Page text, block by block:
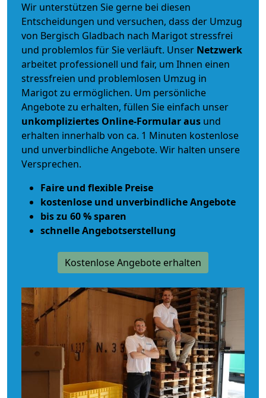
Wir unterstützen Sie gerne bei diesen
Entscheidungen und versuchen, dass der Umzug
von Bergisch Gladbach nach Marigot stressfrei
und problemlos für Sie verläuft. Unser Netzwerk
arbeitet professionell und fair, um Ihnen einen
stressfreien und problemlosen Umzug in
Marigot zu ermöglichen. Um persönliche
Angebote zu erhalten, füllen Sie einfach unser
unkompliziertes Online-Formular aus und
erhalten innerhalb von ca. 1 Minuten kostenlose
und unverbindliche Angebote. Wir halten unsere
Versprechen.
Faire und flexible Preise
kostenlose und unverbindliche Angebote
bis zu 60 % sparen
schnelle Angebotserstellung
Kostenlose Angebote erhalten